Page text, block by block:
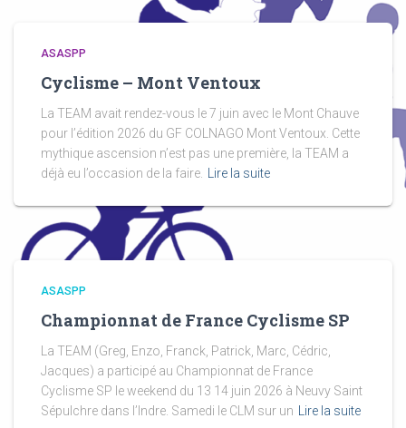
ASASPP
Cyclisme – Mont Ventoux
La TEAM avait rendez-vous le 7 juin avec le Mont Chauve
pour l’édition 2026 du GF COLNAGO Mont Ventoux. Cette
mythique ascension n’est pas une première, la TEAM a
déjà eu l’occasion de la faire.
Lire la suite
ASASPP
Championnat de France Cyclisme SP
La TEAM (Greg, Enzo, Franck, Patrick, Marc, Cédric,
Jacques) a participé au Championnat de France
Cyclisme SP le weekend du 13 14 juin 2026 à Neuvy Saint
Sépulchre dans l’Indre. Samedi le CLM sur un
Lire la suite